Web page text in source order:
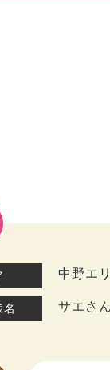
中野エ
サエさん